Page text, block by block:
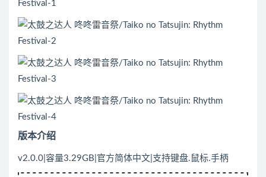
版本介绍
v2.0.0|容量3.29GB|官方简体中文|支持键盘.鼠标.手柄